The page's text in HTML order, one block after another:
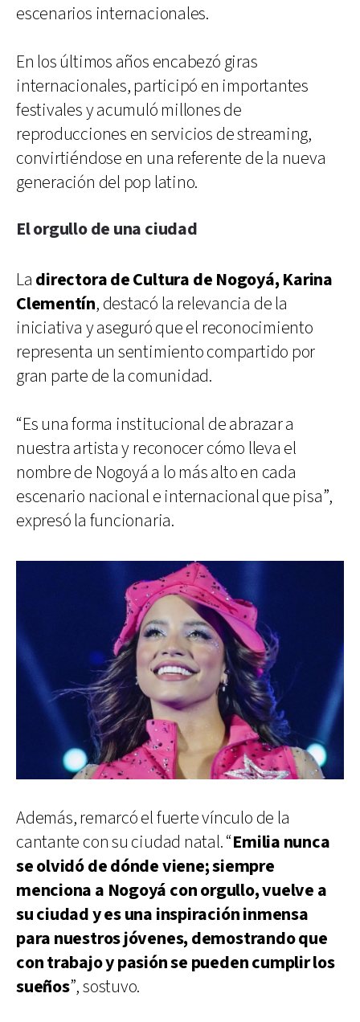
escenarios internacionales.
En los últimos años encabezó giras
internacionales, participó en importantes
festivales y acumuló millones de
reproducciones en servicios de streaming,
convirtiéndose en una referente de la nueva
generación del pop latino.
El orgullo de una ciudad
La directora de Cultura de Nogoyá, Karina
Clementín, destacó la relevancia de la
iniciativa y aseguró que el reconocimiento
representa un sentimiento compartido por
gran parte de la comunidad.
“Es una forma institucional de abrazar a
nuestra artista y reconocer cómo lleva el
nombre de Nogoyá a lo más alto en cada
escenario nacional e internacional que pisa”,
expresó la funcionaria.
Además, remarcó el fuerte vínculo de la
cantante con su ciudad natal. “Emilia nunca
se olvidó de dónde viene; siempre
menciona a Nogoyá con orgullo, vuelve a
su ciudad y es una inspiración inmensa
para nuestros jóvenes, demostrando que
con trabajo y pasión se pueden cumplir los
sueños”, sostuvo.